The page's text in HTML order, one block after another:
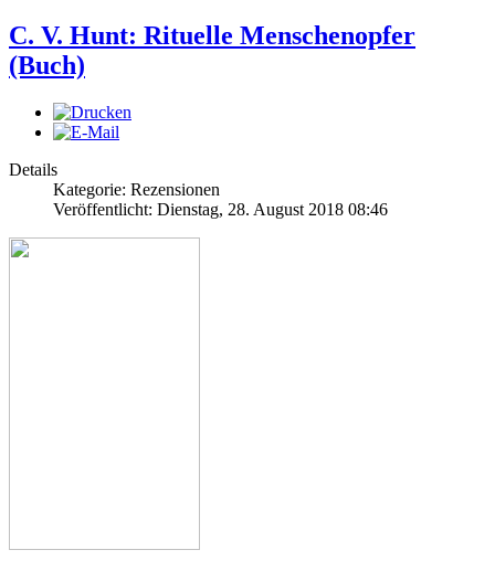
C. V. Hunt: Rituelle Menschenopfer
(Buch)
Details
Kategorie: Rezensionen
Veröffentlicht: Dienstag, 28. August 2018 08:46